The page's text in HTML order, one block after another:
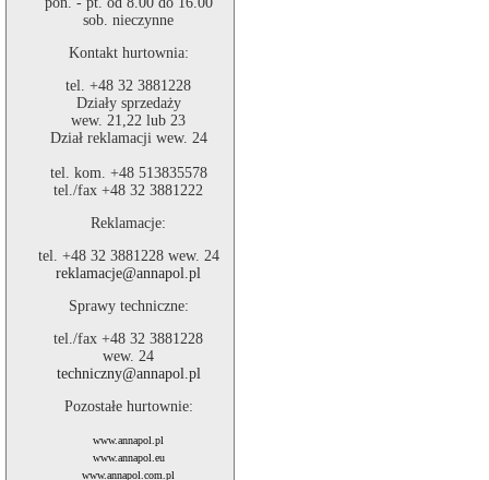
sob. nieczynne
Kontakt hurtownia:
tel. +48 32 3881228
Działy sprzedaży
wew. 21,22 lub 23
Dział reklamacji wew. 24
tel. kom. +48 513835578
tel./fax +48 32 3881222
Reklamacje:
tel. +48 32 3881228 wew. 24
reklamacje@annapol.pl
Sprawy techniczne:
tel./fax +48 32 3881228
wew. 24
techniczny@annapol.pl
Pozostałe hurtownie:
www.annapol.pl
www.annapol.eu
www.annapol.com.pl